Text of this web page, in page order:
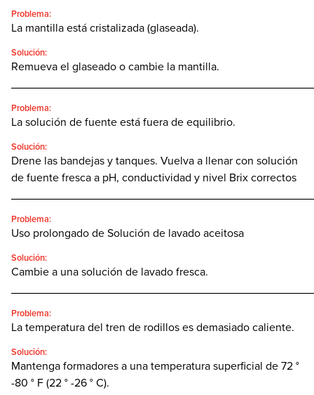
Problema:
La mantilla está cristalizada (glaseada).
Solución:
Remueva el glaseado o cambie la mantilla.
Problema:
La solución de fuente está fuera de equilibrio.
Solución:
Drene las bandejas y tanques. Vuelva a llenar con solución
de fuente fresca a pH, conductividad y nivel Brix correctos
Problema:
Uso prolongado de Solución de lavado aceitosa
Solución:
Cambie a una solución de lavado fresca.
Problema:
La temperatura del tren de rodillos es demasiado caliente.
Solución:
Mantenga formadores a una temperatura superficial de 72 °
-80 ° F (22 ° -26 ° C).